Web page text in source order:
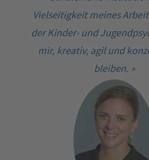
Vielseitigkeit meines
der Kinder- und
mir, kreativ, agil und
bleiben. »